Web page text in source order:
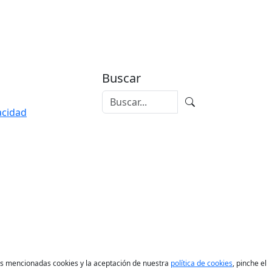
Buscar
cookies y la aceptación de nuestra política de cookies, pinche el